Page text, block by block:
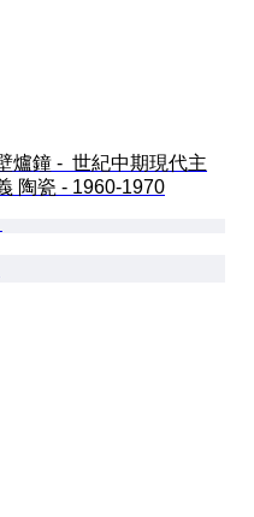
爐鐘 -  世紀中期現代主
陶瓷 - 1960-1970